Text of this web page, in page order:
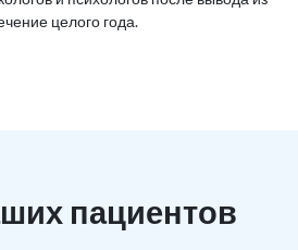
целого года.
пациентов